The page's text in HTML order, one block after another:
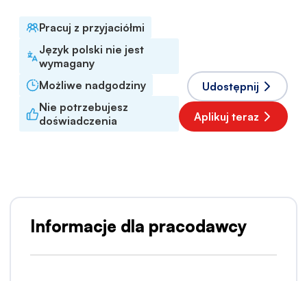
Pracuj z przyjaciółmi
Język polski nie jest
wymagany
Możliwe nadgodziny
Nie potrzebujesz
doświadczenia
Udostępnij
Aplikuj teraz
Informacje dla pracodawcy